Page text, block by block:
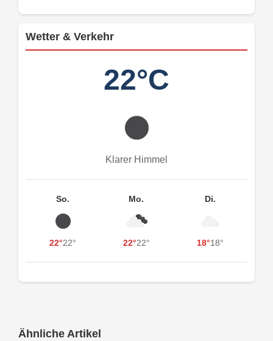
Wetter & Verkehr
22°C
Klarer Himmel
So.
22°22°
Mo.
22°22°
Di.
18°18°
Ähnliche Artikel